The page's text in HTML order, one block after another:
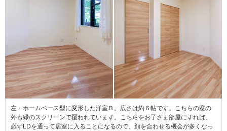
左・ホームベース型に変形した洋室Ｂ。広さは約６帖です。こちらの窓の
外も緑のスクリーンで覆われています。こちらをお子さま部屋にすれば、
必ずLDを通って居室に入ることになるので、顔を合わせる機会が多くなっ